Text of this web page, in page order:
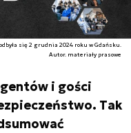
się 2 grudnia 2024 roku w Gdańsku.
Autor. materiały prasowe
i gości
Tak